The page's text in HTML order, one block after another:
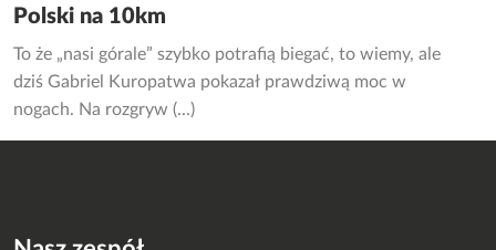
Polski na 10km
To że „nasi górale” szybko potrafią biegać, to wiemy, ale
dziś Gabriel Kuropatwa pokazał prawdziwą moc w
nogach. Na rozgryw (...)